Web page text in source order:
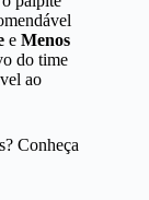
e Menos
do time
ao
Conheça